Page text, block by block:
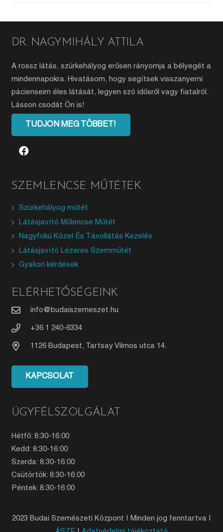
DR. NAGYMIHÁLY ATTILA
A rossz látás, szürkehályog erősen rányomja a bélyegét a
mindennapokra. Hivatásom, hogy segítsek visszanyerni
pácienseim éles látását, legyen szó idősről vagy fiatalról.
Lásson csodát Ön is!
TUDJON MEG TÖBBET!
SZEMLENCSE MŰTÉTEK
Szürkehályog műtét
Látásjavító Műlencse Műtét
Nagyfokú Közel És Távollátás Kezelés
Látásjavító Lézeres Szemműtét
Gyakori kérdések
ELÉRHETŐSÉGEINK
info@budaiszemeszet.hu
+36 1 240-6334
1126 Budapest, Tartsay Vilmos utca 14.
KAPCSOLAT
ÜGYFÉLSZOLGÁLAT
Hétfő: 8:30-16:00
Kedd: 8:30-16:00
Szerda: 8:30-16:00
Csütörtök: 8:30-16:00
Péntek: 8:30-16:00
2023 Budai Szemészeti Központ | Minden jog fenntartva |